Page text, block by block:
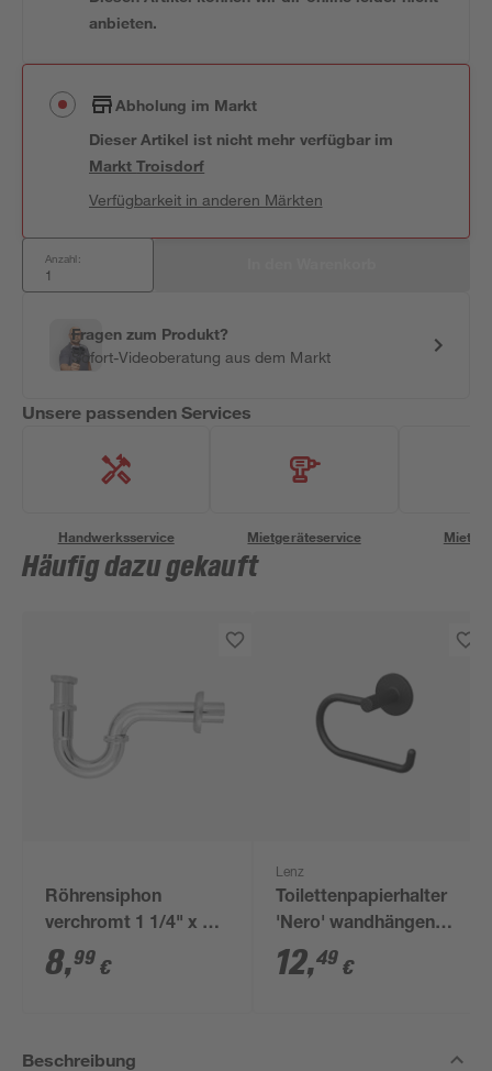
anbieten.
Abholung im Markt
Dieser Artikel ist nicht mehr verfügbar im
MarktTroisdorf
Verfügbarkeit in anderen Märkten
Anzahl:
Fragen zum Produkt?
Sofort-Videoberatung aus dem Markt
Unsere passenden Services
Handwerksservice Mietgeräteservice
Häufig dazu gekauft
Röhrensiphon
verchromt 1 1/4" x 32
mm
8,99 €
Lenz
Toilettenpapierhalter
'Nero' wandhängend
schwarz
12,49 €
Beschreibung